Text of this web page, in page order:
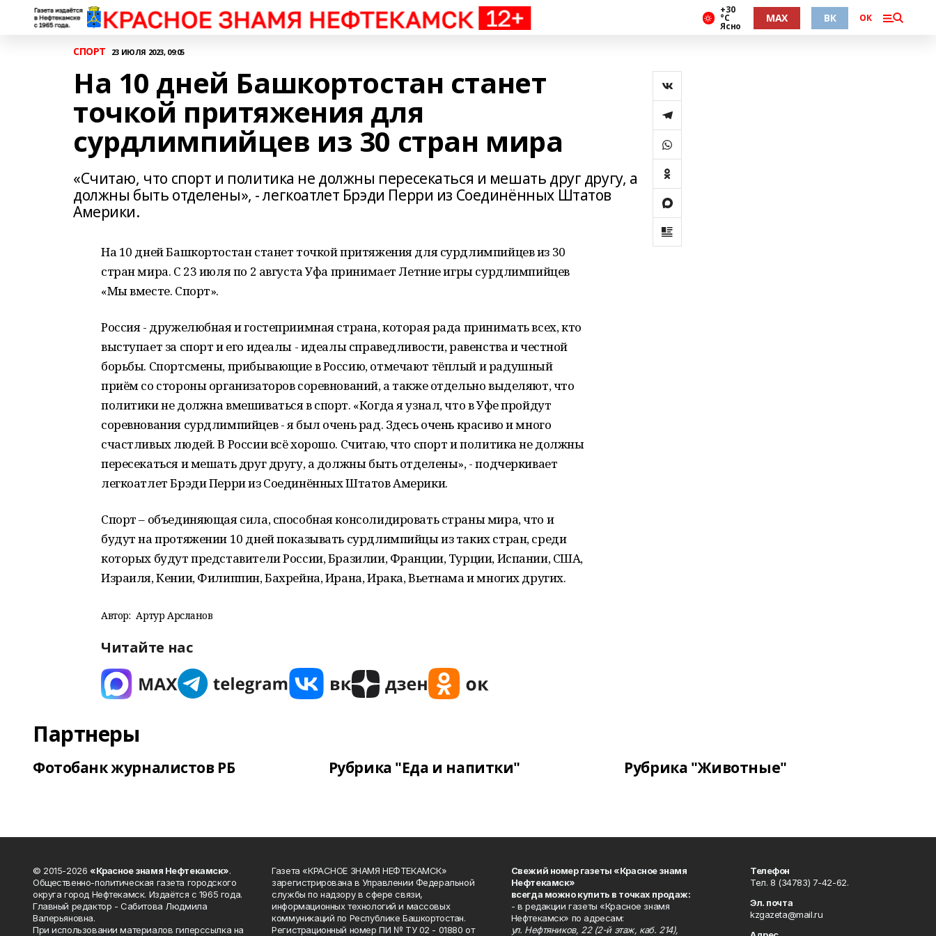
+30
°С
Ясно
MAX ВК ОК
СПОРТ 23 ИЮЛЯ 2023, 09:05
На 10 дней Башкортостан станет
точкой притяжения для
сурдлимпийцев из 30 стран мира
«Считаю, что спорт и политика не должны пересекаться и мешать друг другу, а
должны быть отделены», - легкоатлет Брэди Перри из Соединённых Штатов
Америки.
На 10 дней Башкортостан станет точкой притяжения для сурдлимпийцев из 30
стран мира. С 23 июля по 2 августа Уфа принимает Летние игры сурдлимпийцев
«Мы вместе. Спорт».
Россия - дружелюбная и гостеприимная страна, которая рада принимать всех, кто
выступает за спорт и его идеалы - идеалы справедливости, равенства и честной
борьбы. Спортсмены, прибывающие в Россию, отмечают тёплый и радушный
приём со стороны организаторов соревнований, а также отдельно выделяют, что
политики не должна вмешиваться в спорт. «Когда я узнал, что в Уфе пройдут
соревнования сурдлимпийцев - я был очень рад. Здесь очень красиво и много
счастливых людей. В России всё хорошо. Считаю, что спорт и политика не должны
пересекаться и мешать друг другу, а должны быть отделены», - подчеркивает
легкоатлет Брэди Перри из Соединённых Штатов Америки.
Спорт – объединяющая сила, способная консолидировать страны мира, что и
будут на протяжении 10 дней показывать сурдлимпийцы из таких стран, среди
которых будут представители России, Бразилии, Франции, Турции, Испании, США,
Израиля, Кении, Филиппин, Бахрейна, Ирана, Ирака, Вьетнама и многих других.
Автор: Артур Арсланов
Читайте нас
Партнеры
Фотобанк журналистов РБ Рубрика "Еда и напитки" Рубрика "Животные"
© 2015-2026 «Красное знамя Нефтекамск».
Общественно-политическая газета городского
округа город Нефтекамск. Издаётся с 1965 года.
Главный редактор - Сабитова Людмила
Валерьяновна.
При использовании материалов гиперссылка на
Газета «КРАСНОЕ ЗНАМЯ НЕФТЕКАМСК»
зарегистрирована в Управлении Федеральной
службы по надзору в сфере связи,
информационных технологий и массовых
коммуникаций по Республике Башкортостан.
Регистрационный номер ПИ № ТУ 02 - 01880 от
Свежий номер газеты «Красное знамя
Нефтекамск»
всегда можно купить в точках продаж:
- в редакции газеты «Красное знамя
Нефтекамск» по адресам:
ул. Нефтяников, 22 (2-й этаж, каб. 214),
Телефон
Тел. 8 (34783) 7-42-62.
Эл. почта
kzgazeta@mail.ru